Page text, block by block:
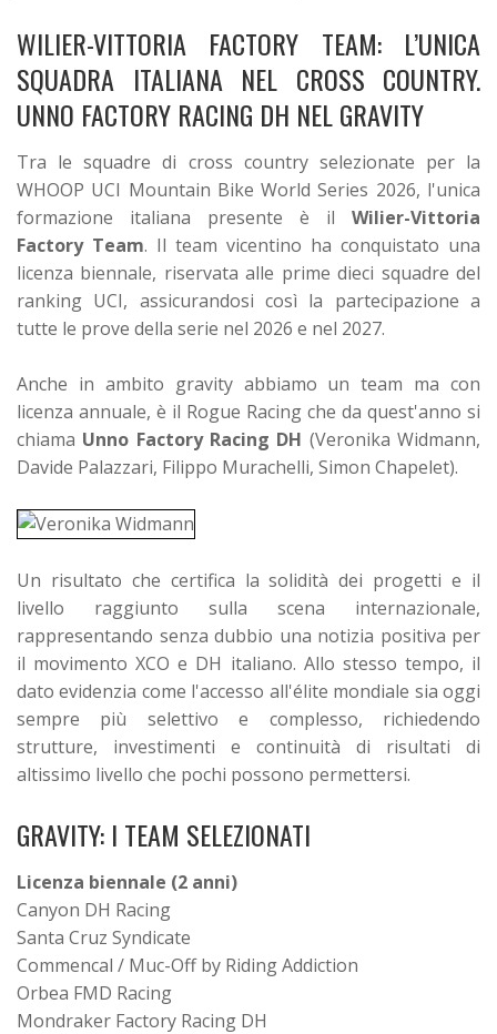
WILIER-VITTORIA FACTORY TEAM: L’UNICA
SQUADRA ITALIANA NEL CROSS COUNTRY.
UNNO FACTORY RACING DH NEL GRAVITY
Tra le squadre di cross country selezionate per la
WHOOP UCI Mountain Bike World Series 2026, l'unica
formazione italiana presente è il Wilier-Vittoria
Factory Team. Il team vicentino ha conquistato una
licenza biennale, riservata alle prime dieci squadre del
ranking UCI, assicurandosi così la partecipazione a
tutte le prove della serie nel 2026 e nel 2027.
Anche in ambito gravity abbiamo un team ma con
licenza annuale, è il Rogue Racing che da quest'anno si
chiama Unno Factory Racing DH (Veronika Widmann,
Davide Palazzari, Filippo Murachelli, Simon Chapelet).
Un risultato che certifica la solidità dei progetti e il
livello raggiunto sulla scena internazionale,
rappresentando senza dubbio una notizia positiva per
il movimento XCO e DH italiano. Allo stesso tempo, il
dato evidenzia come l'accesso all'élite mondiale sia oggi
sempre più selettivo e complesso, richiedendo
strutture, investimenti e continuità di risultati di
altissimo livello che pochi possono permettersi.
GRAVITY: I TEAM SELEZIONATI
Licenza biennale (2 anni)
Canyon DH Racing
Santa Cruz Syndicate
Commencal / Muc-Off by Riding Addiction
Orbea FMD Racing
Mondraker Factory Racing DH